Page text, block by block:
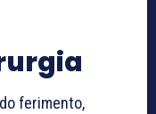
ferimento,